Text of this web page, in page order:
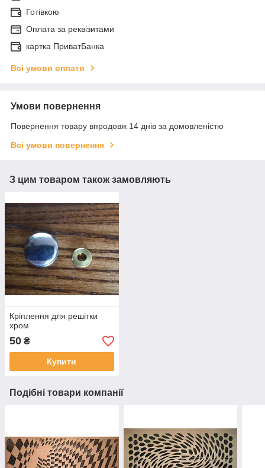
Готівкою
Оплата за реквізитами
картка ПриватБанка
Всі умови оплати
Умови повернення
Повернення товару впродовж 14 днів за домовленістю
Всі умови повернення
З цим товаром також замовляють
Кріплення для решітки
хром
50 ₴
Купити
Подібні товари компанії